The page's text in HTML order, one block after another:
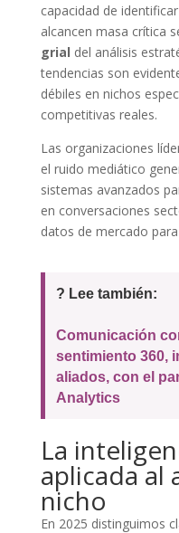
capacidad de
alcancen masa crítica
grial del análisis
tendencias son
débiles en nichos
competitivas reales.
Las organizaciones
el ruido mediático
sistemas avanzados
en conversaciones
datos de mercado
? Lee también:
Comunicación
sentimiento 360,
aliados, con el
Analytics
La
aplicada al
nicho
En 2025 distinguimos